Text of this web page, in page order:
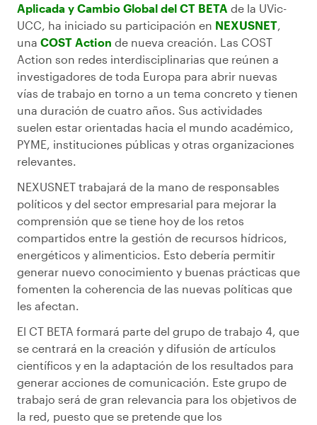
Aplicada y Cambio Global del CT BETA de la UVic-
UCC, ha iniciado su participación en NEXUSNET
una COST Action de nueva creación. Las COST
Action son redes interdisciplinarias que reúnen a
investigadores de toda Europa para abrir nuevas
vías de trabajo en torno a un tema concreto y tienen
una duración de cuatro años. Sus actividades
suelen estar orientadas hacia el mundo académico,
PYME, instituciones públicas y otras organizaciones
relevantes.
NEXUSNET trabajará de la mano de responsables
políticos y del sector empresarial para mejorar la
comprensión que se tiene hoy de los retos
compartidos entre la gestión de recursos hídricos,
energéticos y alimenticios. Esto debería permitir
generar nuevo conocimiento y buenas prácticas que
fomenten la coherencia de las nuevas políticas que
les afectan.
El CT BETA formará parte del grupo de trabajo 4, que
se centrará en la creación y difusión de artículos
científicos y en la adaptación de los resultados para
generar acciones de comunicación. Este grupo de
trabajo será de gran relevancia para los objetivos de
la red, puesto que se pretende que los